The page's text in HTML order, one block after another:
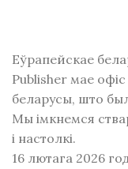
Еўрапейскае
Publisher мае
беларусы, што
Мы імкнемся
і настолкі.
16 лютага 2026